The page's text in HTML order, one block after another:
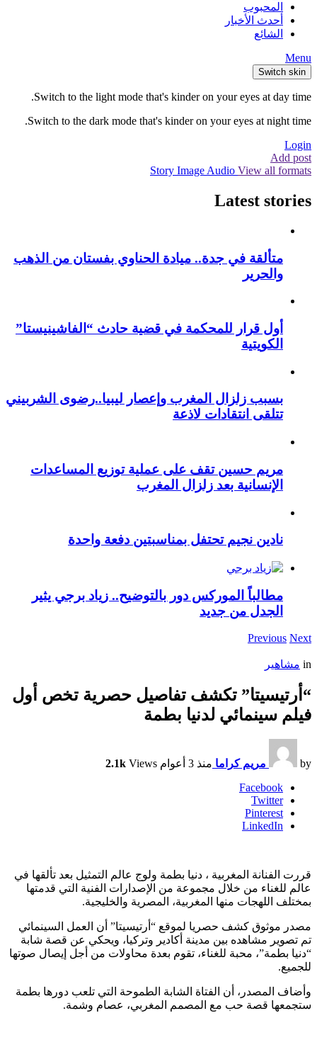
المحبوب
أحدث الأخبار
الشائع
Menu
Switch skin
Switch to the light mode that's kinder on your eyes at day time.
Switch to the dark mode that's kinder on your eyes at night time.
Login
Add post
Story Image Audio View all formats
Latest stories
متألقة في جدة.. ميادة الحناوي بفستان من الذهب
والحرير
أول قرار للمحكمة في قضية حادث “الفاشينيستا”
الكويتية
بسبب زلزال المغرب وإعصار ليبيا..رضوى الشربيني
تتلقى انتقادات لاذعة
مريم حسين تقف على عملية توزيع المساعدات
الإنسانية بعد زلزال المغرب
نادين نجيم تحتفل بمناسبتين دفعة واحدة
مطالباً الموركس دور بالتوضيح.. زياد برجي يثير
الجدل من جديد
Previous Next
in مشاهير
“أرتيسيتا” تكشف تفاصيل حصرية تخص أول
فيلم سينمائي لدنيا بطمة
by مريم كراما منذ 3 أعوام 2.1k Views
Facebook
Twitter
Pinterest
LinkedIn
قررت الفنانة المغربية ، دنيا بطمة ولوج عالم التمثيل بعد تألقها في
عالم للغناء من خلال مجموعة من الإصدارات الفنية التي قدمتها
بمختلف اللهجات منها المغربية، المصرية والخليجية.
مصدر موثوق كشف حصريا لموقع “أرتيسيتا” أن العمل السينمائي
تم تصوير مشاهده بين مدينة أكادير وتركيا، ويحكي عن قصة شابة
“دنيا بطمة”، محبة للغناء، تقوم بعدة محاولات من أجل إيصال صوتها
للجميع.
وأضاف المصدر، أن الفتاة الشابة الطموحة التي تلعب دورها بطمة
ستجمعها قصة حب مع المصمم المغربي، عصام وشمة.